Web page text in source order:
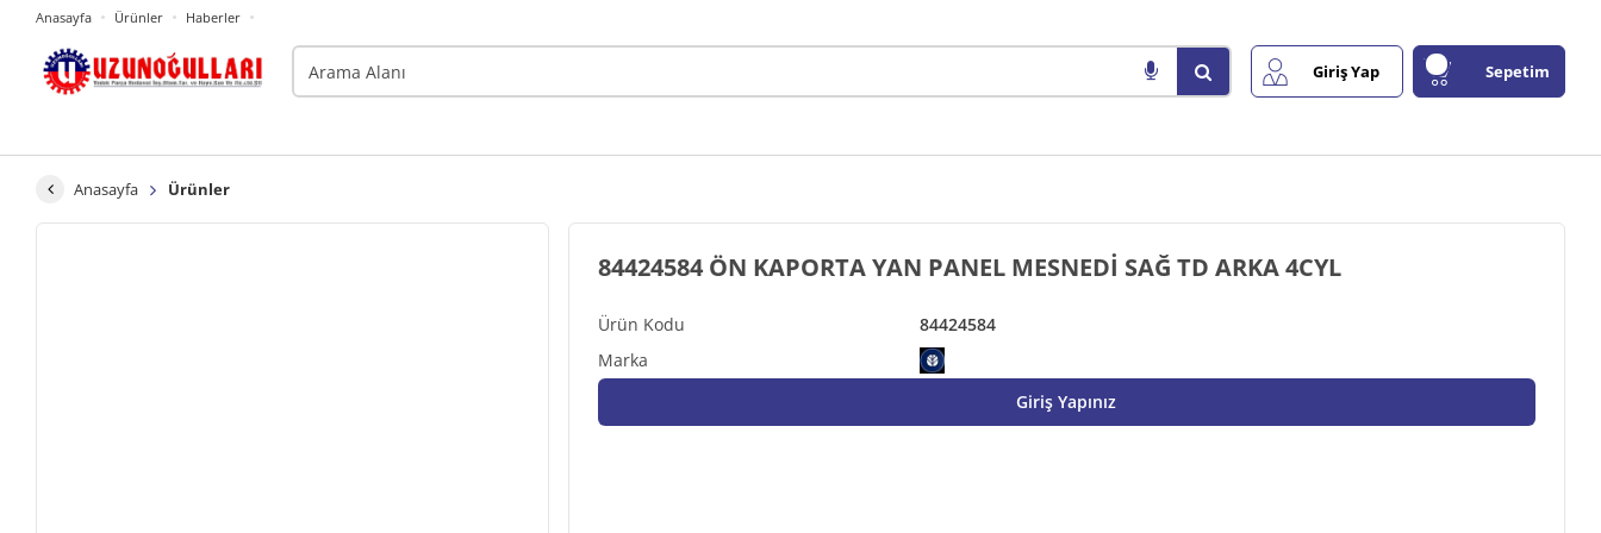
Anasayfa Ürünler Haberler
Giriş Yap Sepetim
Anasayfa Ürünler
84424584
84424584 ÖN KAPORTA YAN PANEL MESNEDİ SAĞ TD ARKA 4CYL
Giriş Yapınız